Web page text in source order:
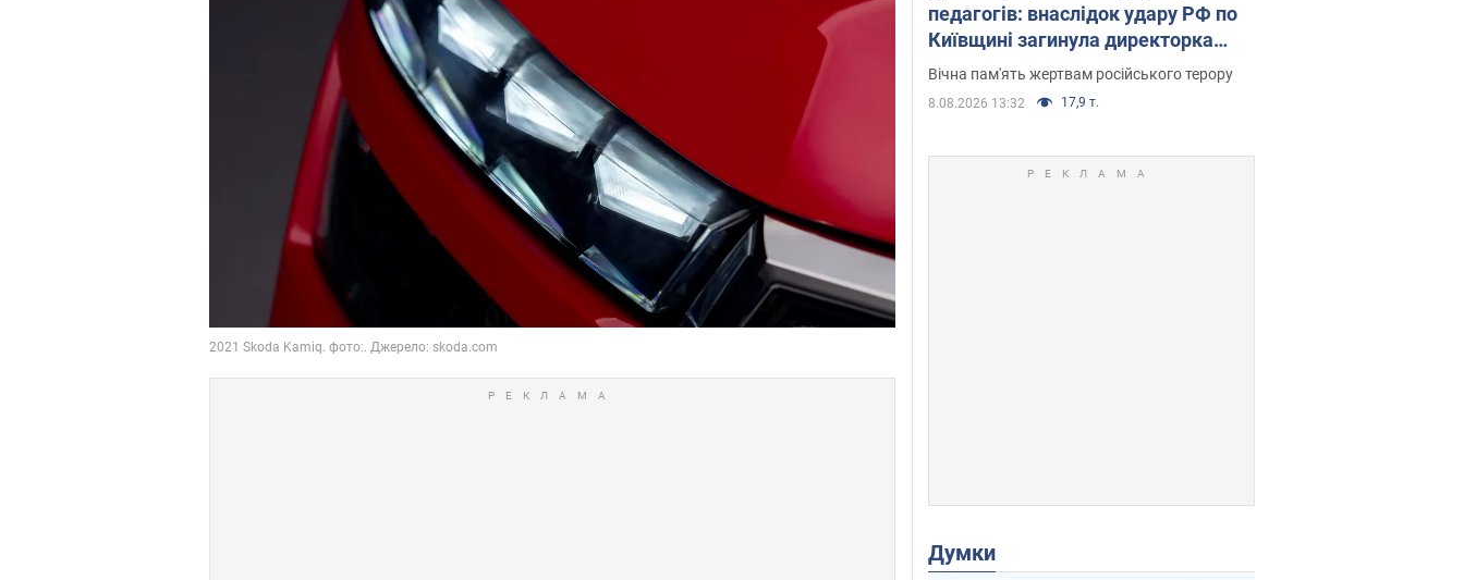
педагогів: внаслідок удару РФ по
Київщині загинула директорка
київського ліцею, її чоловік та онук
Вічна пам'ять жертвам російського терору
8.08.2026 13:32 17,9 т.
Думки